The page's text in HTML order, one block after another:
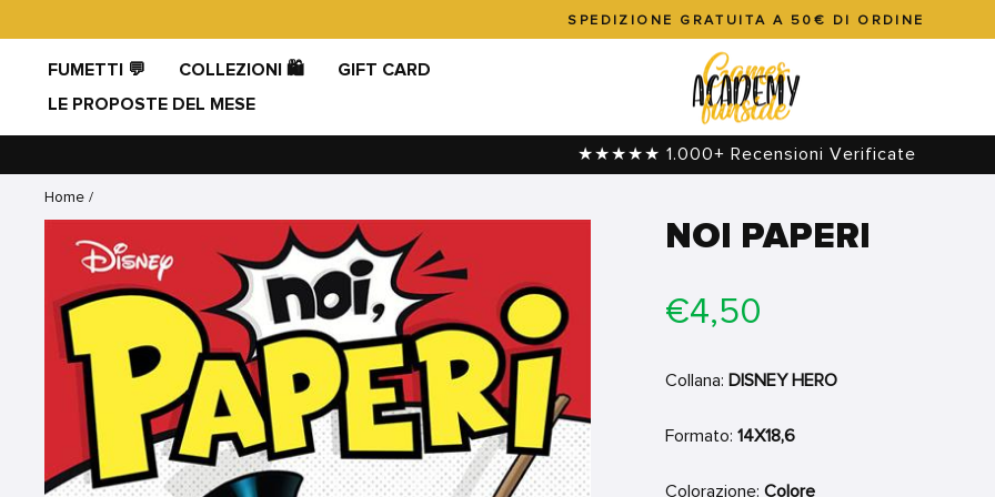
direttamente
contenuti
in
pausa
SPEDIZIONE GRATUITA A 50€ DI ORDINE
FUMETTI 💬 COLLEZIONI 🛍️
GIFT CARD
LE PROPOSTE DEL MESE
★★★★★ 1.000+ Recensioni Verificate
Home /
NOI PAPERI
Prezzo
di
€4,50
Collana: DISNEY HERO
Formato:14X18,6
Colorazione:Colore